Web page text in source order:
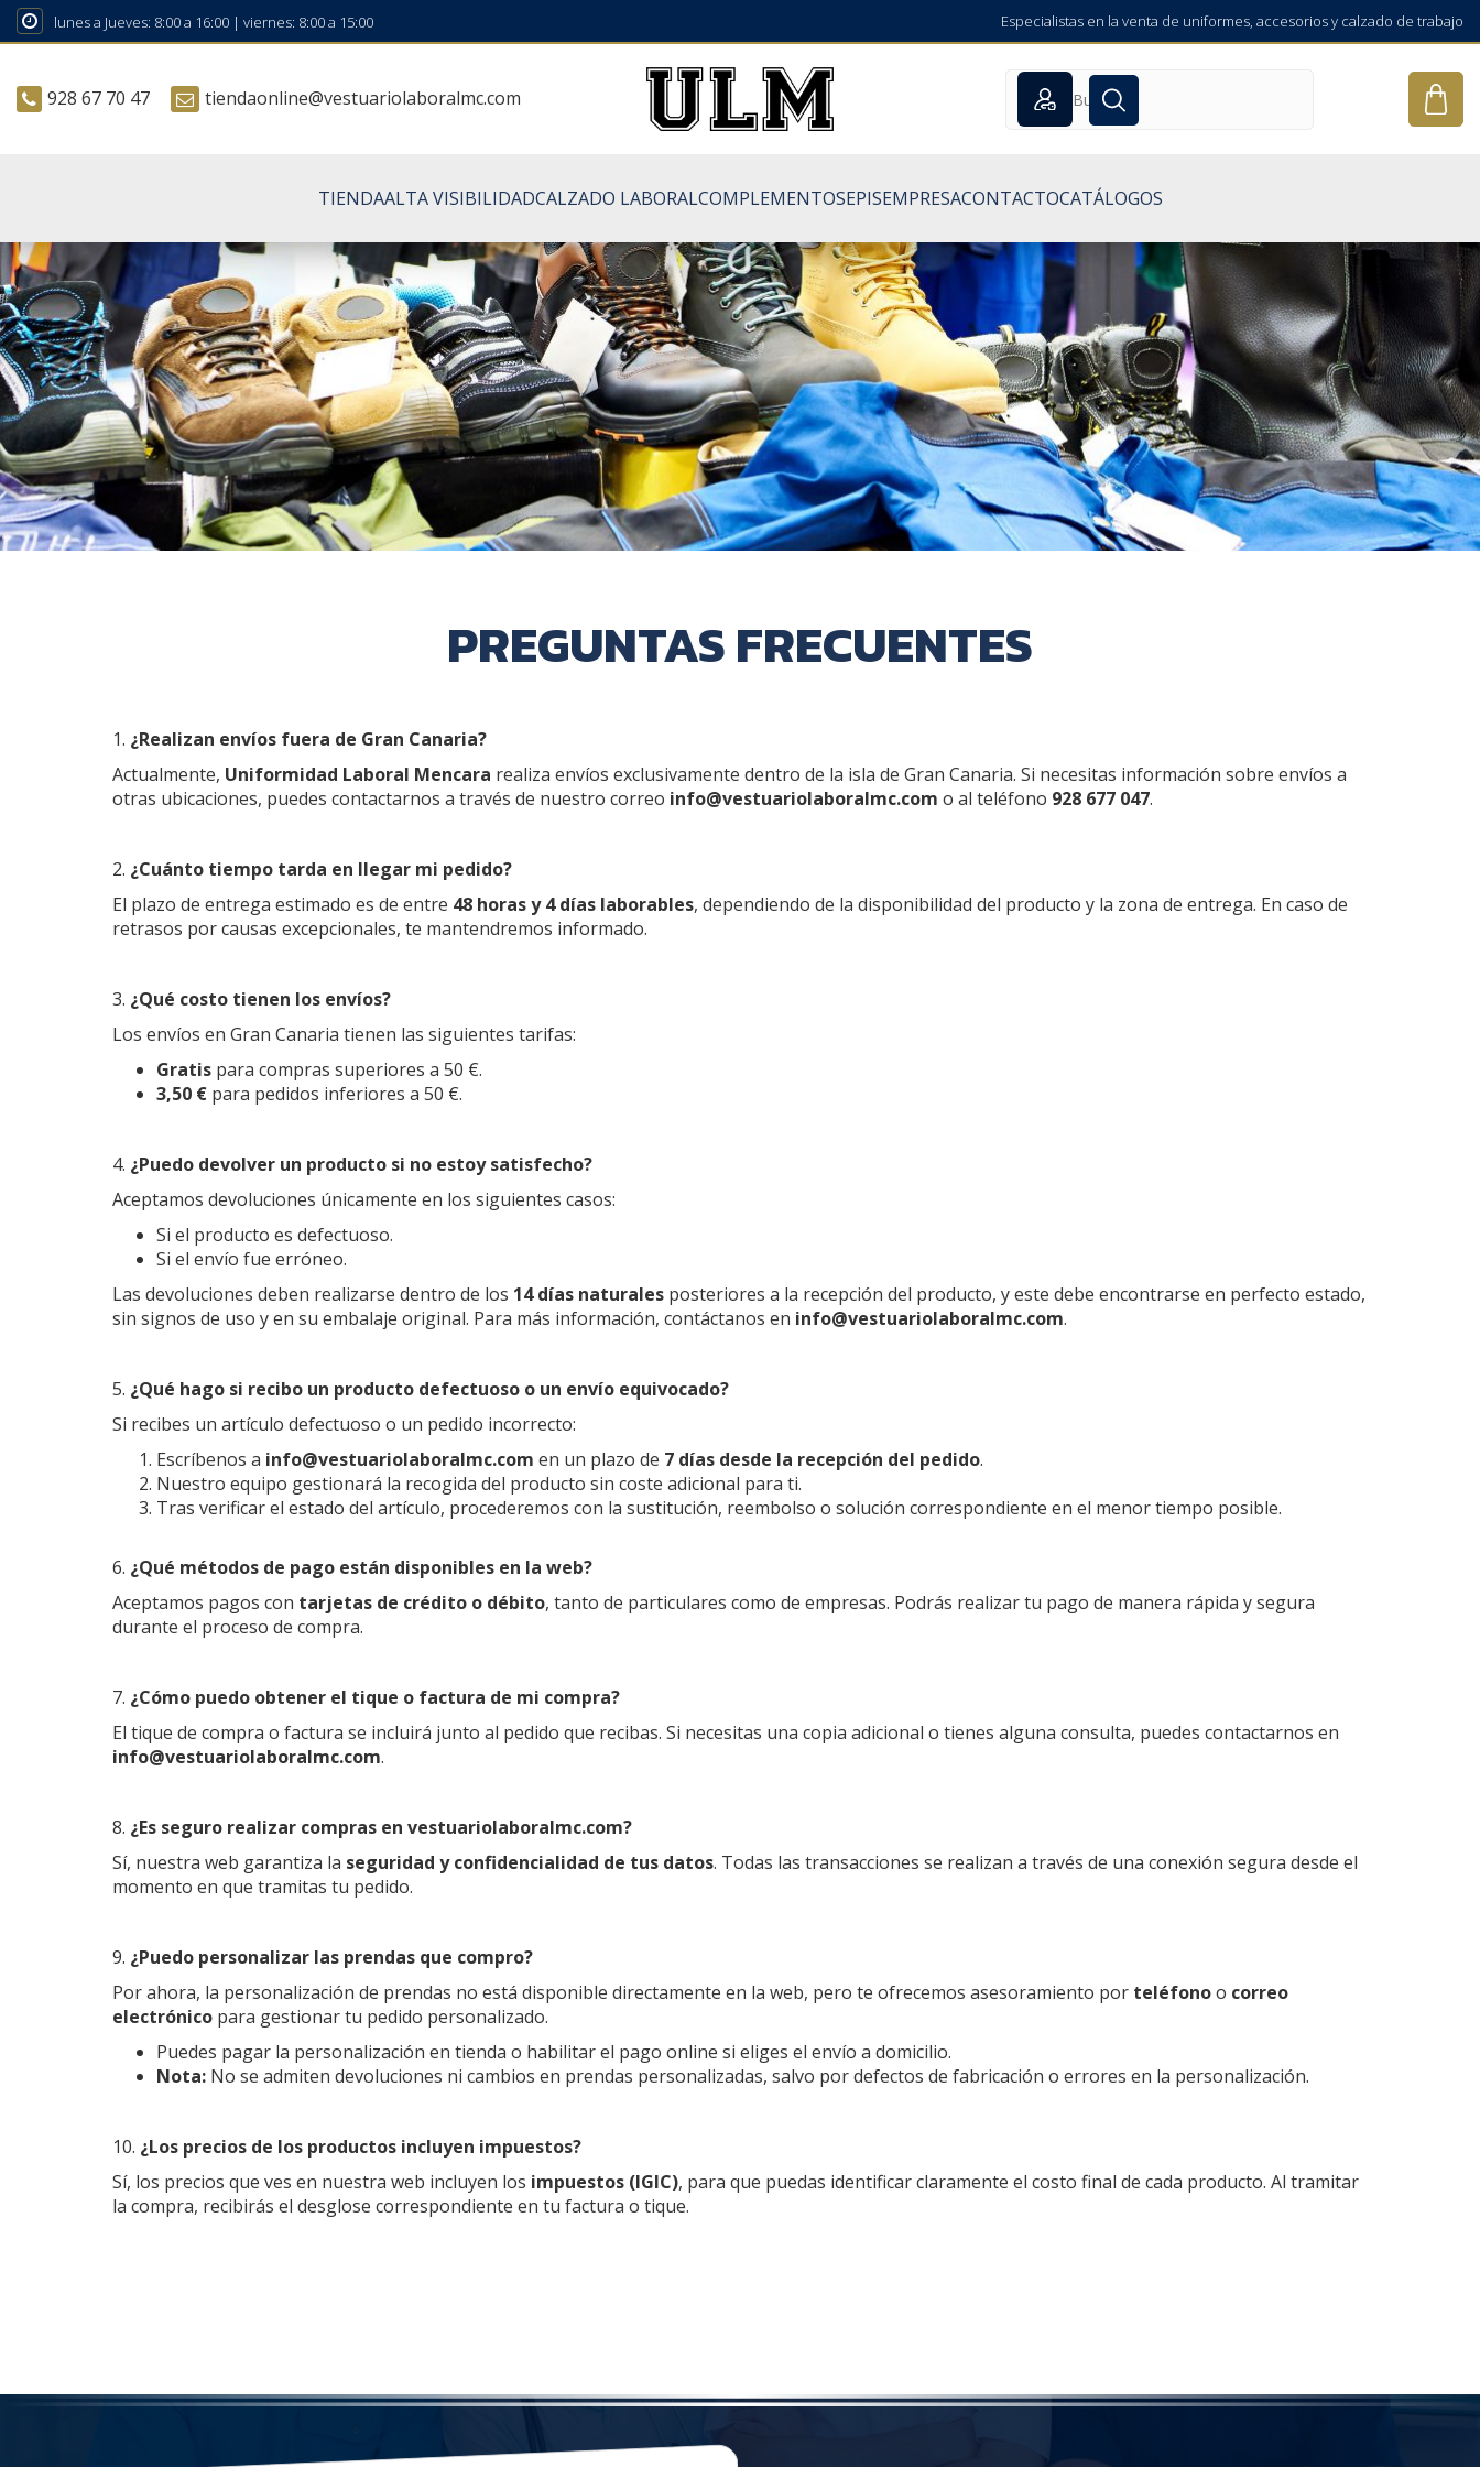
lunes a Jueves: 8:00 a 16:00 | viernes: 8:00 a 15:00 Especialistas en la venta de uniformes, accesorios y calzado de trabajo
928 67 70 47 tiendaonline@vestuariolaboralmc.com
TIENDAALTA VISIBILIDADCALZADO LABORALCOMPLEMENTOSEPISEMPRESACONTACTOCATÁLOGOS
PREGUNTAS FRECUENTES
1. ¿Realizan envíos fuera de Gran Canaria?
Actualmente, Uniformidad Laboral Mencara realiza envíos exclusivamente dentro de la isla de Gran Canaria. Si necesitas información sobre envíos a
otras ubicaciones, puedes contactarnos a través de nuestro correo info@vestuariolaboralmc.com o al teléfono 928 677 047.
2. ¿Cuánto tiempo tarda en llegar mi pedido?
El plazo de entrega estimado es de entre 48 horas y 4 días laborables, dependiendo de la disponibilidad del producto y la zona de entrega. En caso de
retrasos por causas excepcionales, te mantendremos informado.
3. ¿Qué costo tienen los envíos?
Los envíos en Gran Canaria tienen las siguientes tarifas:
Gratis para compras superiores a 50 €.
3,50 € para pedidos inferiores a 50 €.
4. ¿Puedo devolver un producto si no estoy satisfecho?
Aceptamos devoluciones únicamente en los siguientes casos:
Si el producto es defectuoso.
Si el envío fue erróneo.
Las devoluciones deben realizarse dentro de los 14 días naturales posteriores a la recepción del producto, y este debe encontrarse en perfecto estado,
sin signos de uso y en su embalaje original. Para más información, contáctanos en info@vestuariolaboralmc.com.
5. ¿Qué hago si recibo un producto defectuoso o un envío equivocado?
Si recibes un artículo defectuoso o un pedido incorrecto:
Escríbenos a info@vestuariolaboralmc.com en un plazo de 7 días desde la recepción del pedido.
Nuestro equipo gestionará la recogida del producto sin coste adicional para ti.
Tras verificar el estado del artículo, procederemos con la sustitución, reembolso o solución correspondiente en el menor tiempo posible.
6. ¿Qué métodos de pago están disponibles en la web?
Aceptamos pagos con tarjetas de crédito o débito, tanto de particulares como de empresas. Podrás realizar tu pago de manera rápida y segura
durante el proceso de compra.
7. ¿Cómo puedo obtener el tique o factura de mi compra?
El tique de compra o factura se incluirá junto al pedido que recibas. Si necesitas una copia adicional o tienes alguna consulta, puedes contactarnos en
info@vestuariolaboralmc.com.
8. ¿Es seguro realizar compras en vestuariolaboralmc.com?
Sí, nuestra web garantiza la seguridad y confidencialidad de tus datos. Todas las transacciones se realizan a través de una conexión segura desde el
momento en que tramitas tu pedido.
9. ¿Puedo personalizar las prendas que compro?
Por ahora, la personalización de prendas no está disponible directamente en la web, pero te ofrecemos asesoramiento por teléfonoo correo
electrónico para gestionar tu pedido personalizado.
Puedes pagar la personalización en tienda o habilitar el pago online si eliges el envío a domicilio.
Nota: No se admiten devoluciones ni cambios en prendas personalizadas, salvo por defectos de fabricación o errores en la personalización.
10. ¿Los precios de los productos incluyen impuestos?
Sí, los precios que ves en nuestra web incluyen los impuestos (IGIC), para que puedas identificar claramente el costo final de cada producto. Al tramitar
la compra, recibirás el desglose correspondiente en tu factura o tique.